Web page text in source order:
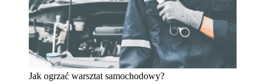
Jak ogrzać warsztat samochodowy?